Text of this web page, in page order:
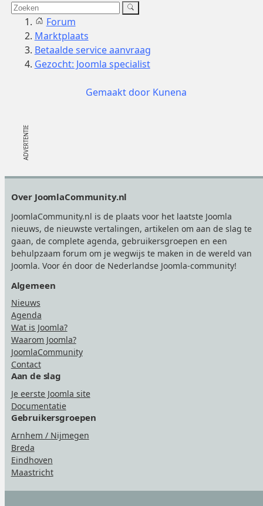
Forum
Marktplaats
Betaalde service aanvraag
Gezocht: Joomla specialist
Gemaakt door Kunena
Over JoomlaCommunity.nl
JoomlaCommunity.nl is de plaats voor het laatste Joomla
nieuws, de nieuwste vertalingen, artikelen om aan de slag te
gaan, de complete agenda, gebruikersgroepen en een
behulpzaam forum om je wegwijs te maken in de wereld van
Joomla. Voor én door de Nederlandse Joomla-community!
Algemeen
Nieuws
Agenda
Wat is Joomla?
Waarom Joomla?
JoomlaCommunity
Contact
Aan de slag
Je eerste Joomla site
Documentatie
Gebruikersgroepen
Arnhem / Nijmegen
Breda
Eindhoven
Maastricht